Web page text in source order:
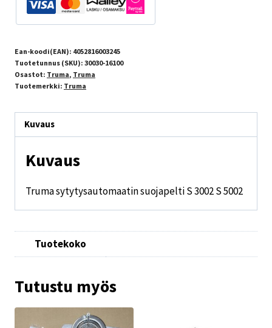
Ean-koodi(EAN): 4052816003245
Tuotetunnus (SKU): 30030-16100
Osastot: Truma, Truma
Tuotemerkki: Truma
Kuvaus
Kuvaus
Truma sytytysautomaatin suojapelti S 3002 S 5002
Tuotekoko
Tutustu myös